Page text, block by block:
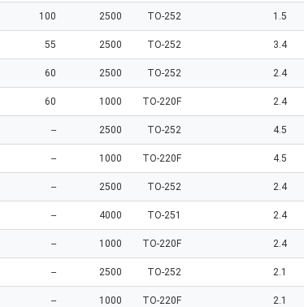
1.5
TO-252
2500
100
3.4
TO-252
2500
55
2.4
TO-252
2500
60
2.4
TO-220F
1000
60
4.5
TO-252
2500
--
4.5
TO-220F
1000
--
2.4
TO-252
2500
--
2.4
TO-251
4000
--
2.4
TO-220F
1000
--
2.1
TO-252
2500
--
2.1
TO-220F
1000
--